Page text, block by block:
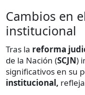
Cambios en
institucional
Tras la reforma
de la Nación (SCJN)
significativos en su
institucional,